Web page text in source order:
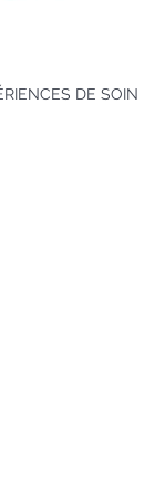
DE SOIN